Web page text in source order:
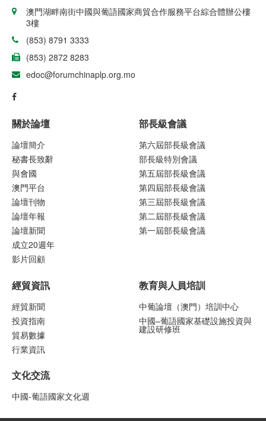
澳門湖畔南街中國與葡語國家商貿合作服務平台綜合體辦公樓
3樓
(853) 8791 3333
(853) 2872 8283
edoc@forumchinaplp.org.mo
關於論壇
論壇簡介
秘書長致辭
與會國
澳門平台
論壇刊物
論壇年報
論壇新聞
成立20週年
影片回顧
部長級會議
第六屆部長級會議
部長級特別會議
第五屆部長級會議
第四屆部長級會議
第三屆部長級會議
第二屆部長級會議
第一屆部長級會議
經貿資訊
經貿新聞
投資指南
貿易數據
行業資訊
文化交流
中國-葡語國家文化週
教育與人員培訓
中葡論壇（澳門）培訓中心
中國–葡語國家基礎設施投資與
建設研修班